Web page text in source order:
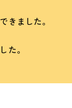
きました。
た。